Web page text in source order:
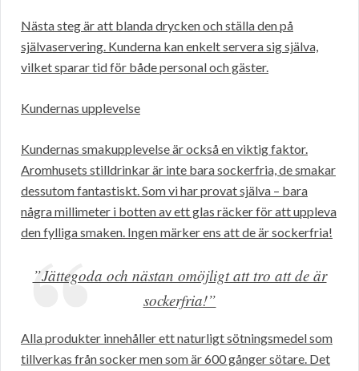
Nästa steg är att blanda drycken och ställa den på
självaservering. Kunderna kan enkelt servera sig själva,
vilket sparar tid för både personal och gäster.
Kundernas upplevelse
Kundernas smakupplevelse är också en viktig faktor.
Aromhusets stilldrinkar är inte bara sockerfria, de smakar
dessutom fantastiskt. Som vi har provat själva – bara
några millimeter i botten av ett glas räcker för att uppleva
den fylliga smaken. Ingen märker ens att de är sockerfria!
”Jättegoda och nästan omöjligt att tro att de är
sockerfria!”
Alla produkter innehåller ett naturligt sötningsmedel som
tillverkas från socker men som är 600 gånger sötare. Det